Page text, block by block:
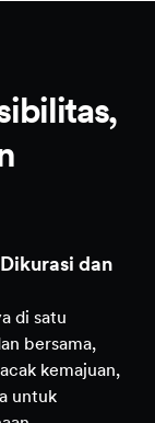
Keputusan
— formulir,
wawasan
dengan